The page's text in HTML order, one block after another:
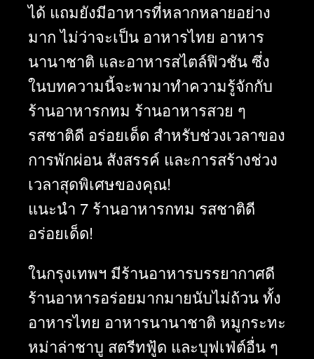
ได้ แถมยังมีอาหารที่หลากหลายอย่าง
มาก ไม่ว่าจะเป็น อาหารไทย อาหาร
นานาชาติ และอาหารสไตล์ฟิวชัน ซึ่ง
ในบทความนี้จะพามาทำความรู้จักกับ
ร้านอาหารกทม ร้านอาหารสวย ๆ
รสชาติดี อร่อยเด็ด สำหรับช่วงเวลาของ
การพักผ่อน สังสรรค์ และการสร้างช่วง
เวลาสุดพิเศษของคุณ!
แนะนำ 7 ร้านอาหารกทม รสชาติดี
อร่อยเด็ด!
ในกรุงเทพฯ มีร้านอาหารบรรยากาศดี
ร้านอาหารอร่อยมากมายนับไม่ถ้วน ทั้ง
อาหารไทย อาหารนานาชาติ หมูกระทะ
หม่าล่าชาบู สตรีทฟู้ด และบุฟเฟ่ต์อื่น ๆ